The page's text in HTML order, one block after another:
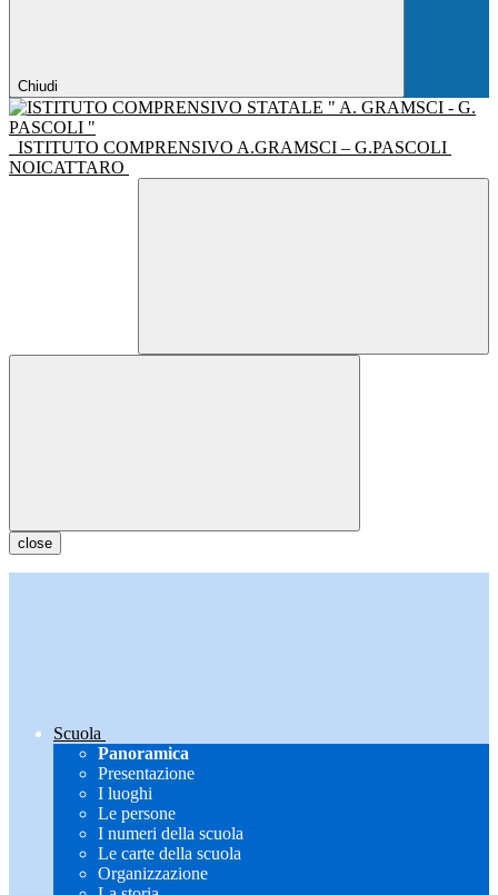
Chiudi
ISTITUTO COMPRENSIVO A.GRAMSCI – G.PASCOLI
NOICATTARO
close
Scuola
Panoramica
Presentazione
I luoghi
Le persone
I numeri della scuola
Le carte della scuola
Organizzazione